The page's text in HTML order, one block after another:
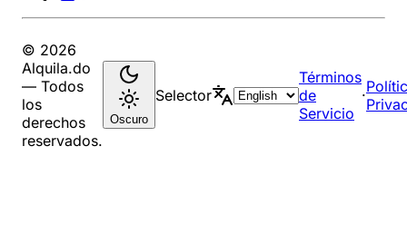
© 2026
Alquila.do
— Todos
los
derechos
reservados.
Oscuro
Selector
Términos
de
Servicio
·